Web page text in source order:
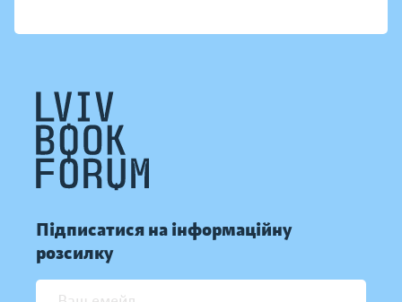
Підписатися на інформаційну
розсилку